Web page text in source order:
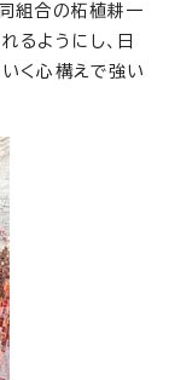
組合の柘植耕一
るようにし、日
く心構えで強い